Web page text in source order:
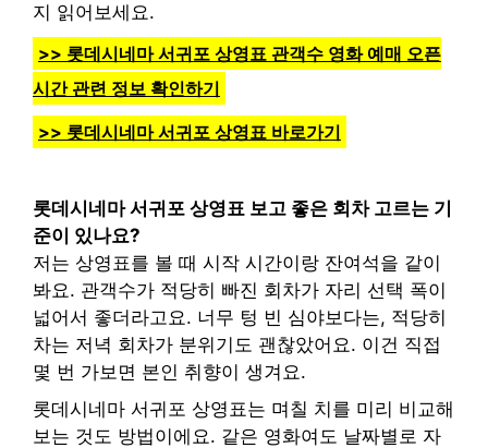
지 읽어보세요.
>> 롯데시네마 서귀포 상영표 관객수 영화 예매 오픈
시간 관련 정보 확인하기
>> 롯데시네마 서귀포 상영표 바로가기
롯데시네마 서귀포 상영표 보고 좋은 회차 고르는 기
준이 있나요?
저는 상영표를 볼 때 시작 시간이랑 잔여석을 같이
봐요. 관객수가 적당히 빠진 회차가 자리 선택 폭이
넓어서 좋더라고요. 너무 텅 빈 심야보다는, 적당히
차는 저녁 회차가 분위기도 괜찮았어요. 이건 직접
몇 번 가보면 본인 취향이 생겨요.
롯데시네마 서귀포 상영표는 며칠 치를 미리 비교해
보는 것도 방법이에요. 같은 영화여도 날짜별로 자